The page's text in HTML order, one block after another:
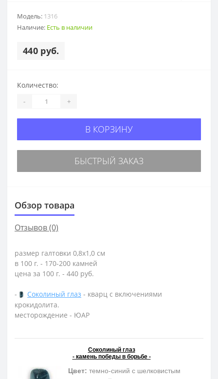
Модель: 1316
Наличие: Есть в наличии
440 руб.
Количество:
- +
В КОРЗИНУ
БЫСТРЫЙ ЗАКАЗ
Обзор товара
Отзывов (0)
размер галтовки 0,8х1,0 см
в 100 г. - 170-200 камней
цена за 100 г. - 440 руб.
- Соколиный глаз - кварц с включениями
крокидолита.
месторождение - ЮАР
Соколиный глаз
- камень победы в борьбе -
Цвет: темно-синий с шелковистым